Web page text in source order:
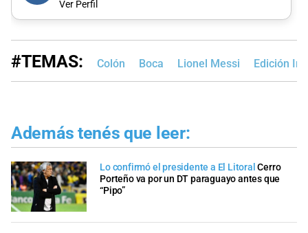
Ver Perfil
#TEMAS: Colón Boca Lionel Messi Edición
Además tenés que leer:
Lo confirmó el presidente a El Litoral Cerro
Porteño va por un DT paraguayo antes que
“Pipo”